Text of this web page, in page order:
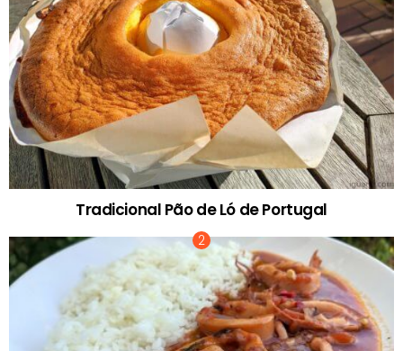
Tradicional Pão de Ló de Portugal